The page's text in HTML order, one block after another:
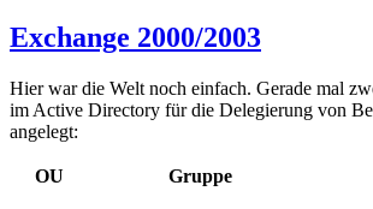
Exchange 2000/2003
Hier war die Welt noch einfach. Gerade mal
im Active Directory für die Delegierung von
angelegt:
OU Gruppe